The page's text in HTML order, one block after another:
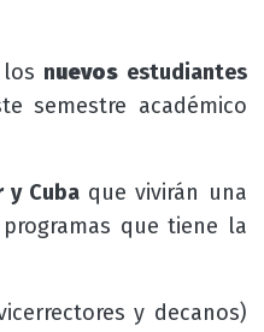
nuevos estudiantes
semestre académico
y Cuba que vivirán una
que tiene la
y decanos)